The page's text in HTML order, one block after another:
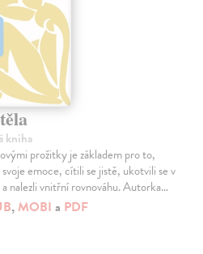
kniha
prožitky je základem pro to,
emoce, cítili se jistě, ukotvili se v
nalezli vnitřní rovnováhu. Autorka…
, MOBI a PDF